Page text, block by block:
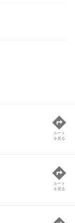
ルート
を見る
ルート
を見る